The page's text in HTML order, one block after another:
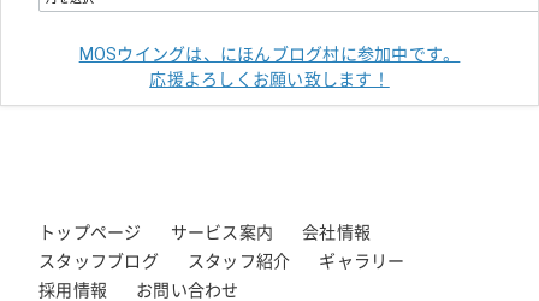
MOSウイングは、にほんブログ村に参加中です。
応援よろしくお願い致します！
トップページ サービス案内
会社情報
スタッフブログ
スタッフ紹介
ギャラリー
採用情報
お問い合わせ